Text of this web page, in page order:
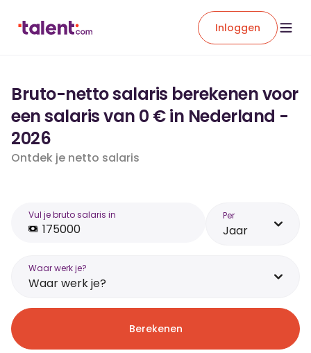
Inloggen
Bruto-netto salaris berekenen voor
een salaris van 0 € in Nederland -
2026
Ontdek je netto salaris
Vul je bruto salaris in Per
Jaar
Waar werk je?
Waar werk je?
Berekenen